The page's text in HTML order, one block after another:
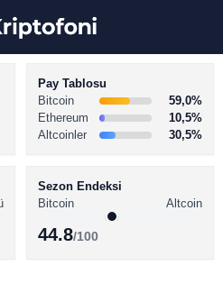
Pay Tablosu
Bitcoin
59,0%
Ethereum
10,5%
Altcoinler
30,5%
Sezon Endeksi
Bitcoin
Altcoin
44.8/100